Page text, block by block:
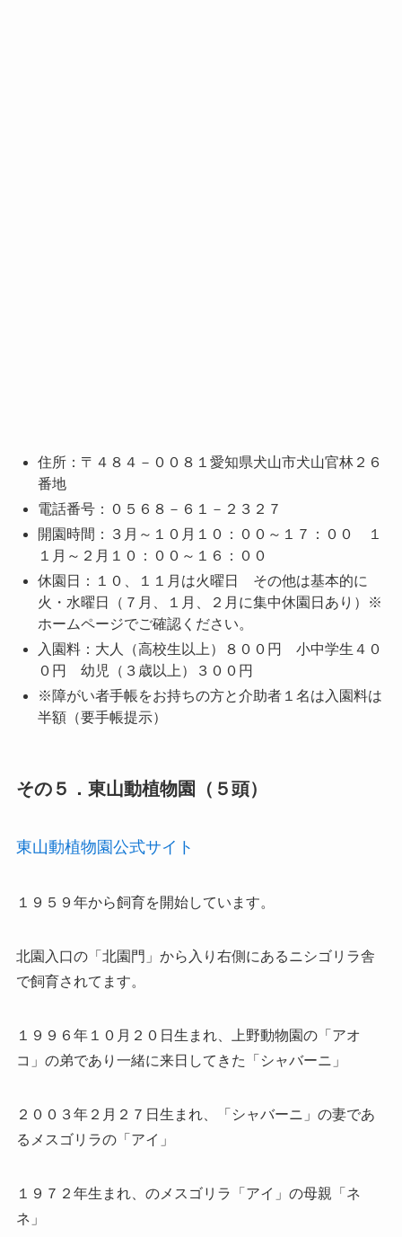
住所：〒４８４－００８１愛知県犬山市犬山官林２６
番地
電話番号：０５６８－６１－２３２７
開園時間：３月～１０月１０：００～１７：００ １
１月～２月１０：００～１６：００
休園日：１０、１１月は火曜日 その他は基本的に
火・水曜日（７月、１月、２月に集中休園日あり）※
ホームページでご確認ください。
入園料：大人（高校生以上）８００円 小中学生４０
０円 幼児（３歳以上）３００円
※障がい者手帳をお持ちの方と介助者１名は入園料は
半額（要手帳提示）
その５．東山動植物園（５頭）
東山動植物園公式サイト
１９５９年から飼育を開始しています。
北園入口の「北園門」から入り右側にあるニシゴリラ舎
で飼育されてます。
１９９６年１０月２０日生まれ、上野動物園の「アオ
コ」の弟であり一緒に来日してきた「シャバーニ」
２００３年２月２７日生まれ、「シャバーニ」の妻であ
るメスゴリラの「アイ」
１９７２年生まれ、のメスゴリラ「アイ」の母親「ネ
ネ」